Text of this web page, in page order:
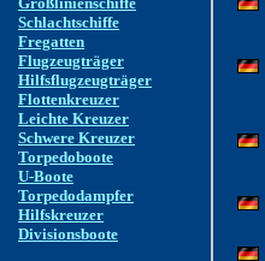
Schlachtschiffe
Fregatten
Flugzeugträger
Hilfsflugzeugträger
Flottenkreuzer
Leichte Kreuzer
Schwere Kreuzer
Torpedoboote
U-Boote
Torpedodampfer
Hilfskreuzer
Divisionsboote